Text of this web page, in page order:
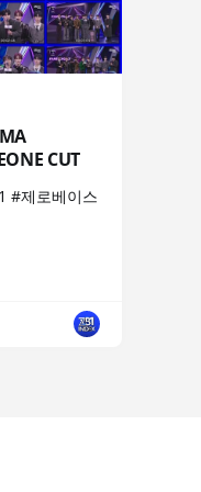
CUT
#제로베이스